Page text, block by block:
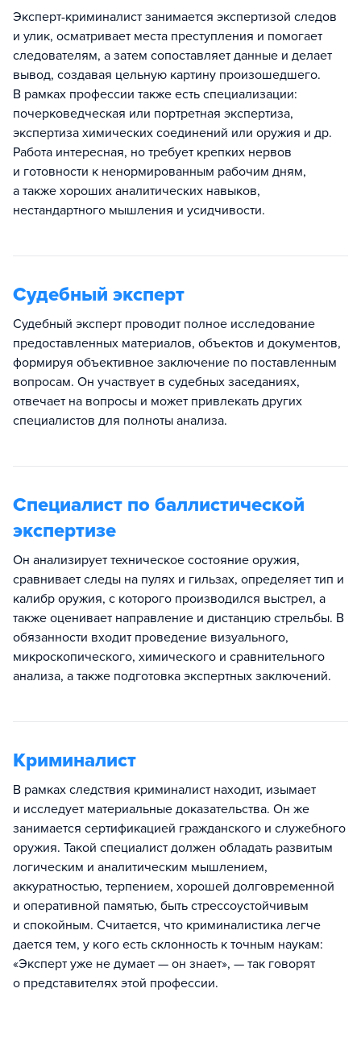
Эксперт-криминалист занимается экспертизой следов
и улик, осматривает места преступления и помогает
следователям, а затем сопоставляет данные и делает
вывод, создавая цельную картину произошедшего.
В рамках профессии также есть специализации:
почерковедческая или портретная экспертиза,
экспертиза химических соединений или оружия и др.
Работа интересная, но требует крепких нервов
и готовности к ненормированным рабочим дням,
а также хороших аналитических навыков,
нестандартного мышления и усидчивости.
Судебный эксперт
Судебный эксперт проводит полное исследование
предоставленных материалов, объектов и документов,
формируя объективное заключение по поставленным
вопросам. Он участвует в судебных заседаниях,
отвечает на вопросы и может привлекать других
специалистов для полноты анализа.​
Специалист по баллистической
экспертизе
Он анализирует техническое состояние оружия,
сравнивает следы на пулях и гильзах, определяет тип и
калибр оружия, с которого производился выстрел, а
также оценивает направление и дистанцию стрельбы. В
обязанности входит проведение визуального,
микроскопического, химического и сравнительного
анализа, а также подготовка экспертных заключений.
Криминалист
В рамках следствия криминалист находит, изымает
и исследует материальные доказательства. Он же
занимается сертификацией гражданского и служебного
оружия. Такой специалист должен обладать развитым
логическим и аналитическим мышлением,
аккуратностью, терпением, хорошей долговременной
и оперативной памятью, быть стрессоустойчивым
и спокойным. Считается, что криминалистика легче
дается тем, у кого есть склонность к точным наукам:
«Эксперт уже не думает — он знает», — так говорят
о представителях этой профессии.